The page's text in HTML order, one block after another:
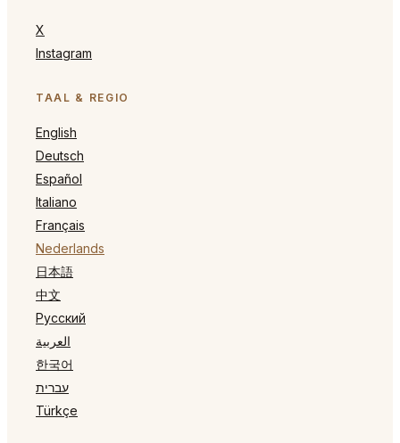
X
Instagram
TAAL & REGIO
English
Deutsch
Español
Italiano
Français
Nederlands
日本語
中文
Русский
العربية
한국어
עברית
Türkçe